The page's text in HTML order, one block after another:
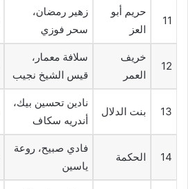
11
حريم أبو
العز
زهير رمضان،
سحر فوزي
12
خريف
العمر
سلافة معمار،
قيس الشيخ نجيب
13 بنت الدلال
نادين تحسين بيك،
أندريه سكاف
14 الحكمة
فادي صبيح، روعة
ياسين